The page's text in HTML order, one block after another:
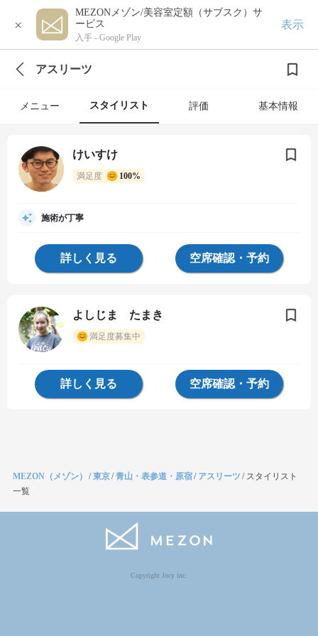
×
MEZONメゾン/美容室定額（サブスク）サ
ービス
入手 - Google Play
表示
アスリーツ
メニュー スタイリスト 評価 基本情報
けいすけ
満足度 100%
施術が丁寧
詳しく見る 空席確認・予約
よしじま たまき
満足度募集中
詳しく見る 空席確認・予約
MEZON（メゾン） /東京/青山・表参道・原宿/ アスリーツ / スタイリスト
一覧
Copyright Jocy inc.